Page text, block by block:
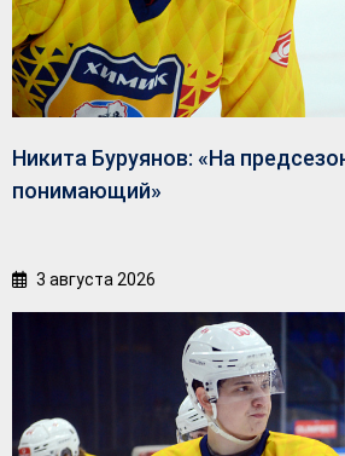
Никита Буруянов: «На
понимающий»
3 августа 2026